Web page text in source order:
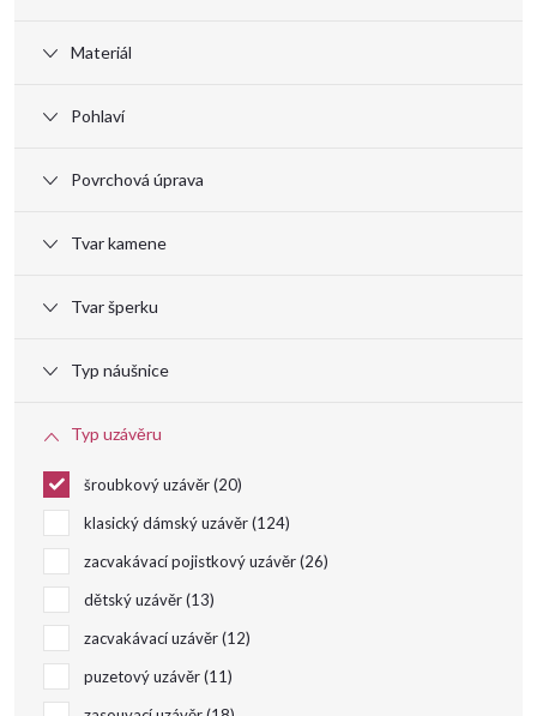
Materiál
Pohlaví
Povrchová úprava
Tvar kamene
Tvar šperku
Typ náušnice
Typ uzávěru
šroubkový uzávěr 20
klasický dámský uzávěr 124
zacvakávací pojistkový uzávěr 26
dětský uzávěr 13
zacvakávací uzávěr 12
puzetový uzávěr 11